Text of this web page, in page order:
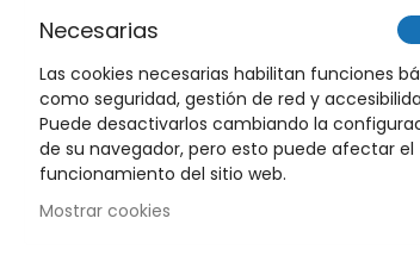
PRODUCTOS
Necesarias
Las cookies necesarias habilitan funciones
como seguridad, gestión de red y
Puede desactivarlos cambiando la
de su navegador, pero esto puede afectar el
funcionamiento del sitio web.
Mostrar cookies